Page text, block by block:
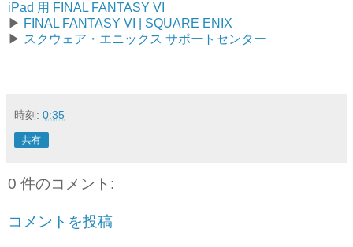
iPad 用 FINAL FANTASY VI
▶ FINAL FANTASY VI | SQUARE ENIX
▶ スクウェア・エニックス サポートセンター
時刻: 0:35
共有
0 件のコメント:
コメントを投稿